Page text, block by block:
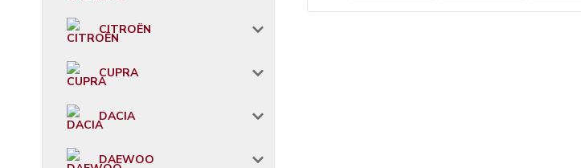
CITROËN
CUPRA
DACIA
DAEWOO